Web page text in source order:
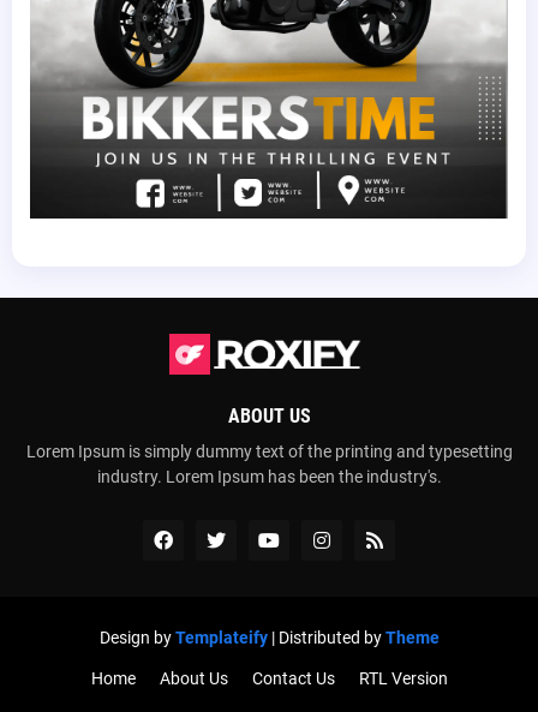
ABOUT US
Lorem Ipsum is simply dummy text of the printing and typesetting
industry. Lorem Ipsum has been the industry's.
Design byTemplateify| Distributed byTheme
Home About Us Contact Us RTL Version